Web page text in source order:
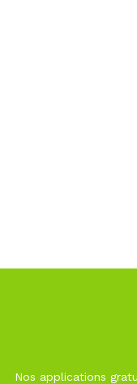
Nos applications